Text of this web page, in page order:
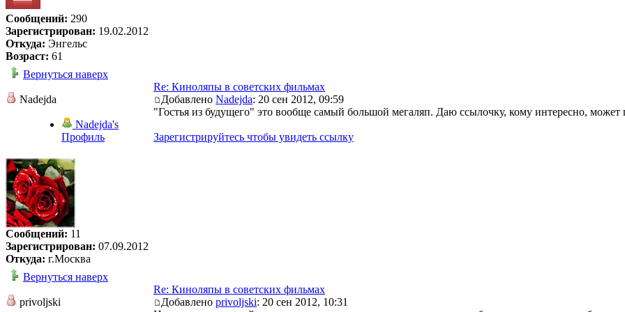
Сообщений: 290
Зарегистрирован: 19.02.2012
Откуда: Энгельс
Возраст: 61
Вернуться наверх
Nadejda
Nadejda's
Профиль
Сообщений: 11
Зарегистрирован: 07.09.2012
Откуда: г.Москва
Re: Киноляпы в советских фильмах
Добавлено Nadejda: 20 сен 2012, 09:59
"Гостья из будущего" это вообще самый большой мегаляп. Даю ссылочку, кому интересно, может
Зарегистрируйтесь чтобы увидеть ссылку
Вернуться наверх
privoljski
Re: Киноляпы в советских фильмах
Добавлено privoljski: 20 сен 2012, 10:31